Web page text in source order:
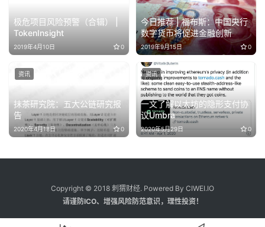
极危项目风险预警（合辑） |
TokenInsight
2019年4月10日 0
今日推荐 | 福布斯：中国央行
数字货币将促进金融创新
2019年9月15日 0
抹茶研究院：五大公链研究报
告
2020年4月18日 0
资讯
一文了解以太坊的隐形支付协
议Umbra
2020年5月29日 0
资讯
Copyright © 2018 刺猬财经. Powered By CIWEI.IO
请谨防ICO、增强风险防范意识，理性投资！